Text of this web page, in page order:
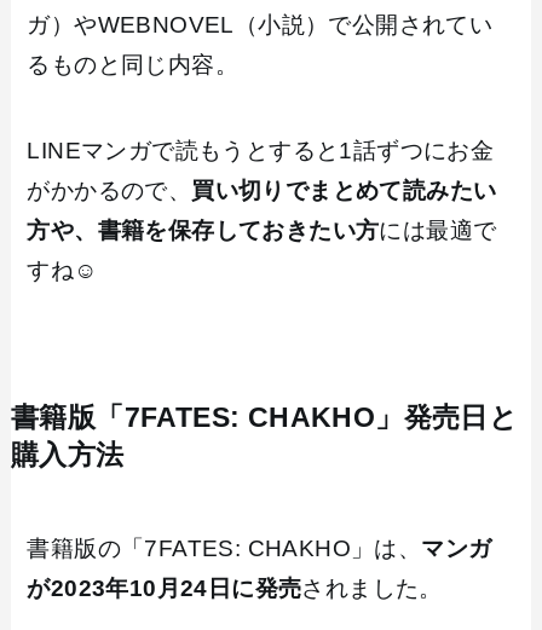
ガ）やWEBNOVEL（小説）で公開されてい
るものと同じ内容。
LINEマンガで読もうとすると1話ずつにお金
がかかるので、 買い切りでまとめて読みたい
方や、書籍を保存しておきたい方には最適で
すね☺️
書籍版「7FATES: CHAKHO」発売日と
購入方法
書籍版の「7FATES: CHAKHO」は、 マンガ
が2023年10月24日に発売されました。